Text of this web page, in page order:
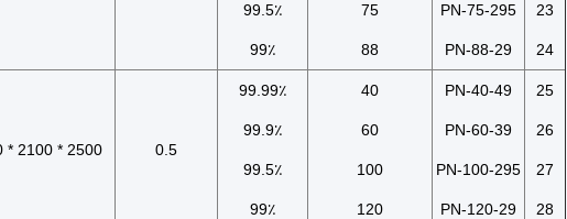
23
24
PN-75-295
PN-88-29
75
88
99.5٪
99٪
25
26
27
28
PN-40-49
PN-60-39
PN-100-295
PN-120-29
40
60
100
120
99.99٪
99.9٪
99.5٪
99٪
0.5
2500 * 2100 * 2500